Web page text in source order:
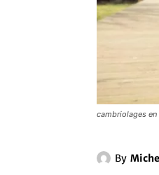
cambriolages en
By